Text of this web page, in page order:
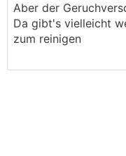
Aber der
Da gibt's vielleicht
zum reinigen